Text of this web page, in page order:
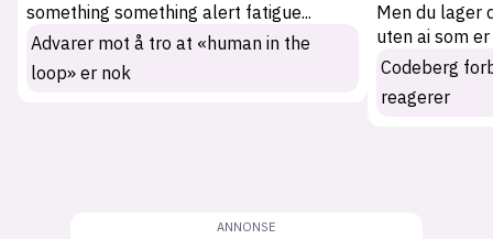
something something alert fatigue...
Advarer mot å tro at «human in the
loop» er nok
Men du lager
uten ai som
Codeberg
reagerer